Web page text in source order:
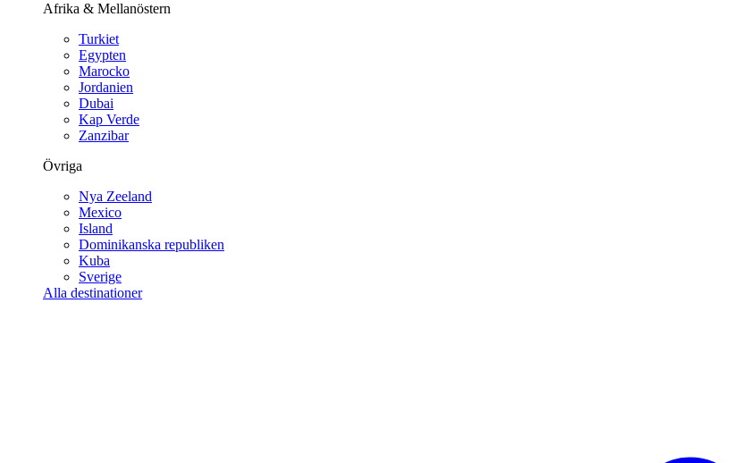
Afrika & Mellanöstern
Turkiet
Egypten
Marocko
Jordanien
Dubai
Kap Verde
Zanzibar
Övriga
Nya Zeeland
Mexico
Island
Dominikanska republiken
Kuba
Sverige
Alla destinationer